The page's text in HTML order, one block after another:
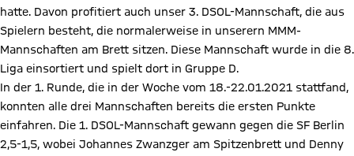
hatte. Davon profitiert auch unser 3. DSOL-Mannschaft, die aus
Spielern besteht, die normalerweise in unserern MMM-
Mannschaften am Brett sitzen. Diese Mannschaft wurde in die 8.
Liga einsortiert und spielt dort in Gruppe D.
In der 1. Runde, die in der Woche vom 18.-22.01.2021 stattfand,
konnten alle drei Mannschaften bereits die ersten Punkte
einfahren. Die 1. DSOL-Mannschaft gewann gegen die SF Berlin
2,5-1,5, wobei Johannes Zwanzger am Spitzenbrett und Denny